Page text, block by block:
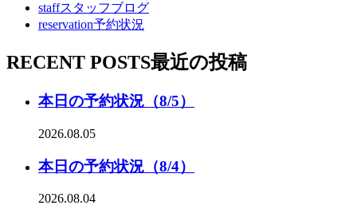
staffスタッフブログ
reservation予約状況
RECENT POSTS最近の投稿
本日の予約状況（8/5）
2026.08.05
本日の予約状況（8/4）
2026.08.04